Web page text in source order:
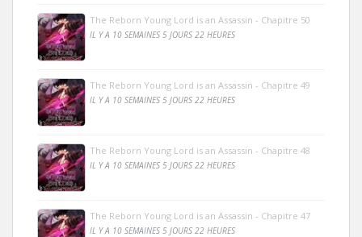
The Reborn Young Lord is an Assassin - Chapitre 50
IL Y A 10 SEMAINES 5 JOURS 22 HEURES
The Reborn Young Lord is an Assassin - Chapitre 49
IL Y A 10 SEMAINES 5 JOURS 22 HEURES
The Reborn Young Lord is an Assassin - Chapitre 48
IL Y A 10 SEMAINES 5 JOURS 22 HEURES
The Reborn Young Lord is an Assassin - Chapitre 47
IL Y A 10 SEMAINES 5 JOURS 22 HEURES